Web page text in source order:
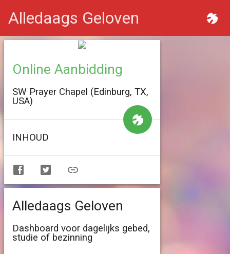
Alledaags Geloven
Online Aanbidding
SW Prayer Chapel (Edinburg, TX,
USA)
INHOUD
Alledaags Geloven
Dashboard voor dagelijks gebed,
studie of bezinning